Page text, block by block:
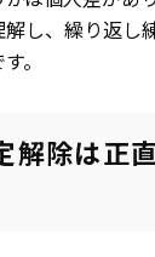
し、繰り返し
。
解除は正